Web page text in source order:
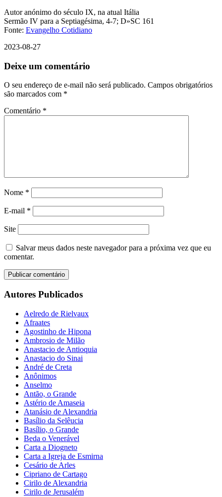
Autor anónimo do século IX, na atual Itália
Sermão IV para a Septiagésima, 4-7; D»SC 161
Fonte: Evangelho Cotidiano
2023-08-27
Deixe um comentário
O seu endereço de e-mail não será publicado. Campos obrigatórios
são marcados com *
Comentário *
Nome *
E-mail *
Site
Salvar meus dados neste navegador para a próxima vez que eu
comentar.
Autores Publicados
Aelredo de Rielvaux
Afraates
Agostinho de Hipona
Ambrosio de Milão
Anastacio de Antioquia
Anastacio do Sinai
André de Creta
Anônimos
Anselmo
Antão, o Grande
Astério de Amaseia
Atanásio de Alexandria
Basílio da Selêucia
Basílio, o Grande
Beda o Venerável
Carta a Diogneto
Carta a Igreja de Esmirna
Cesário de Arles
Cipriano de Cartago
Cirilo de Alexandria
Cirilo de Jerusalém